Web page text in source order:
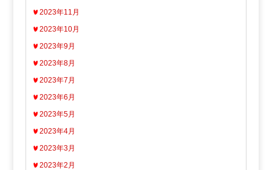
2023年11月
2023年10月
2023年9月
2023年8月
2023年7月
2023年6月
2023年5月
2023年4月
2023年3月
2023年2月